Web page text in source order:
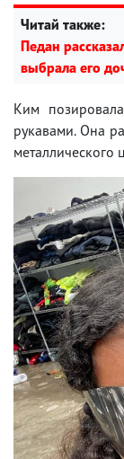
Читай также:
Педан
выбрала его
Ким
рукавами. Она
металлического